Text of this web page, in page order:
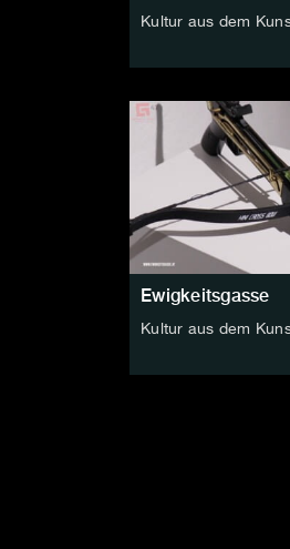
Kultur aus dem
Ewigkeitsgasse
Kultur aus dem